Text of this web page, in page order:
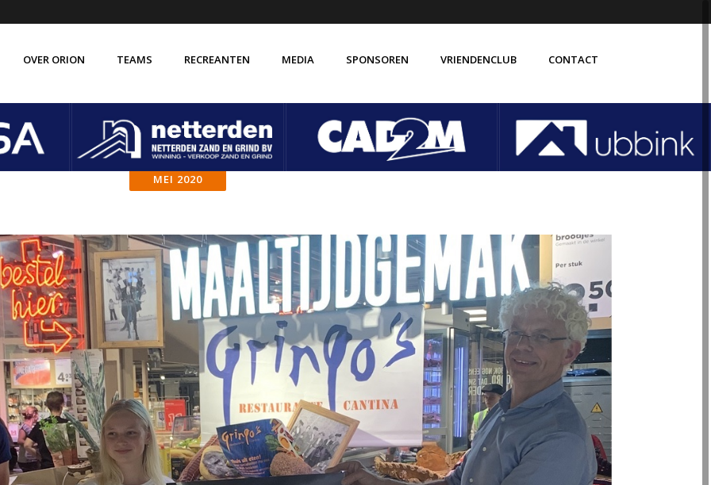
OVER ORION
vereniging Orion
Verenigingsbrede gedragscode
Vertrouwenscontactpersoon
TEAMS RECREANTEN MEDIA SPONSOREN VRIENDENCLUB CONTACT
MEI 2020